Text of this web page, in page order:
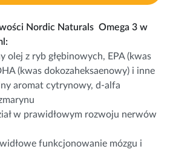
Nordic Naturals Omega 3 w
olej z ryb głębinowych, EPA (kwas
(kwas dokozaheksaenowy) i inne
aromat cytrynowy, d-alfa
w prawidłowym rozwoju nerwów
funkcjonowanie mózgu i